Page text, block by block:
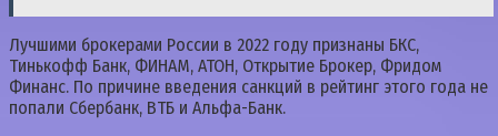
Лучшими брокерами России в 2022 году признаны БКС,
Тинькофф Банк, ФИНАМ, АТОН, Открытие Брокер, Фридом
Финанс. По причине введения санкций в рейтинг этого года не
попали Сбербанк, ВТБ и Альфа-Банк.